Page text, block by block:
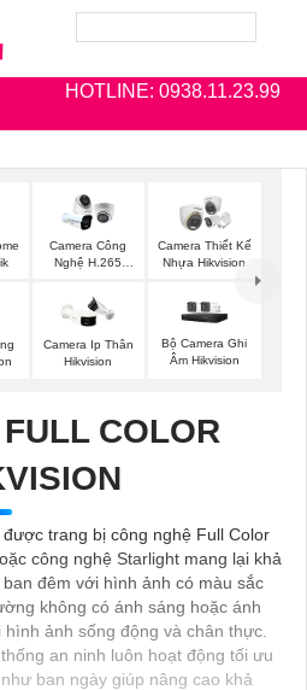
HOTLINE: 0938.11.23.99
Camera Công
Nghệ H.265
Camera Thiết Kế
Nhựa Hikvision
Camera Ip Thân
Hikvision
Bộ Camera Ghi
Âm Hikvision
COLOR
trang bị công nghệ Full Color
công nghệ Starlight mang lại khả
đêm với hình ảnh có màu sắc
không có ánh sáng hoặc ánh
ảnh sống động và chân thực.
an ninh luôn hoạt động tối ưu
ban ngày giúp nâng cao khả